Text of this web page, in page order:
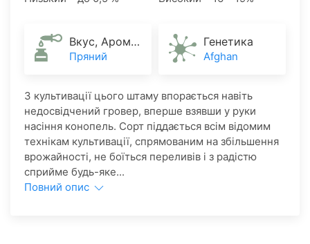
Вкус, Аромат
Пряний
Генетика
Afghan
З культивації цього штаму впорається навіть
недосвідчений гровер, вперше взявши у руки
насіння конопель. Сорт піддається всім відомим
технікам культивації, спрямованим на збільшення
врожайності, не боїться переливів і з радістю
сприйме будь-яке...
Повний опис